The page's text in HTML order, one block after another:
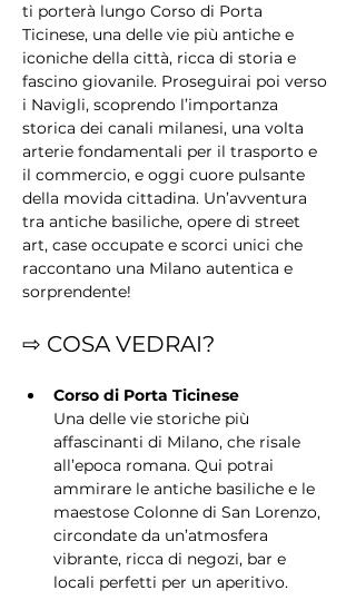
ti porterà lungo Corso di Porta
Ticinese, una delle vie più antiche e
iconiche della città, ricca di storia e
fascino giovanile. Proseguirai poi verso
i Navigli, scoprendo l’importanza
storica dei canali milanesi, una volta
arterie fondamentali per il trasporto e
il commercio, e oggi cuore pulsante
della movida cittadina. Un’avventura
tra antiche basiliche, opere di street
art, case occupate e scorci unici che
raccontano una Milano autentica e
sorprendente!
⇨ COSA VEDRAI?
Corso di Porta Ticinese
Una delle vie storiche più
affascinanti di Milano, che risale
all’epoca romana. Qui potrai
ammirare le antiche basiliche e le
maestose Colonne di San Lorenzo,
circondate da un’atmosfera
vibrante, ricca di negozi, bar e
locali perfetti per un aperitivo.